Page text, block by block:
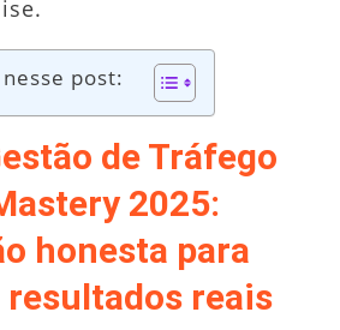
post:
de Tráfego
2025:
honesta para
reais